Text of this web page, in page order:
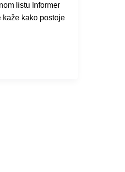
listu Informer
kaže kako postoje